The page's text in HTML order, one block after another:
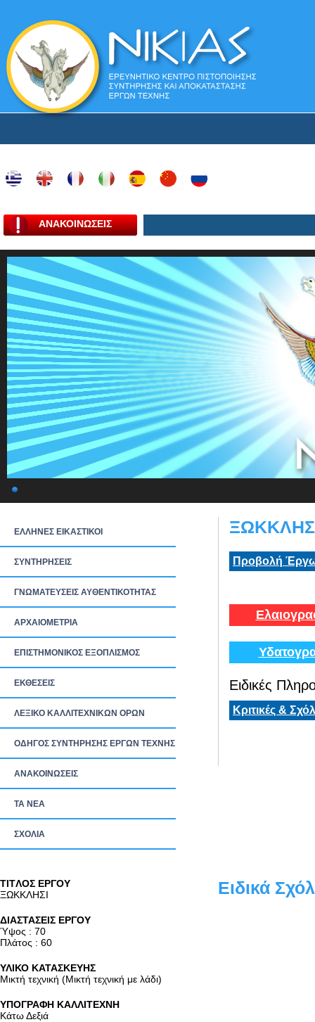
ΑΝΑΚΟΙΝΩΣΕΙΣ
ΕΛΛΗΝΕΣ ΕΙΚΑΣΤΙΚΟΙ
ΣΥΝΤΗΡΗΣΕΙΣ
ΓΝΩΜΑΤΕΥΣΕΙΣ ΑΥΘΕΝΤΙΚΟΤΗΤΑΣ
ΑΡΧΑΙΟΜΕΤΡΙΑ
ΕΠΙΣΤΗΜΟΝΙΚΟΣ ΕΞΟΠΛΙΣΜΟΣ
ΕΚΘΕΣΕΙΣ
ΛΕΞΙΚΟ ΚΑΛΛΙΤΕΧΝΙΚΩΝ ΟΡΩΝ
ΟΔΗΓΟΣ ΣΥΝΤΗΡΗΣΗΣ ΕΡΓΩΝ ΤΕΧΝΗΣ
ΑΝΑΚΟΙΝΩΣΕΙΣ
ΤΑ ΝEΑ
ΣΧΟΛΙΑ
Προβολή
Ειδικές
Κριτικές &
TITΛΟΣ ΕΡΓΟΥ
ΞΩΚΚΛΗΣΙ
ΔΙΑΣΤΑΣΕΙΣ ΕΡΓΟΥ
Ύψος : 70
Πλάτος : 60
ΥΛΙΚΟ ΚΑΤΑΣΚΕΥΗΣ
Μικτή τεχνική (Μικτή τεχνική με λάδι)
ΥΠΟΓΡΑΦΗ ΚΑΛΛΙΤΕΧΝΗ
Κάτω Δεξιά
Ειδικά